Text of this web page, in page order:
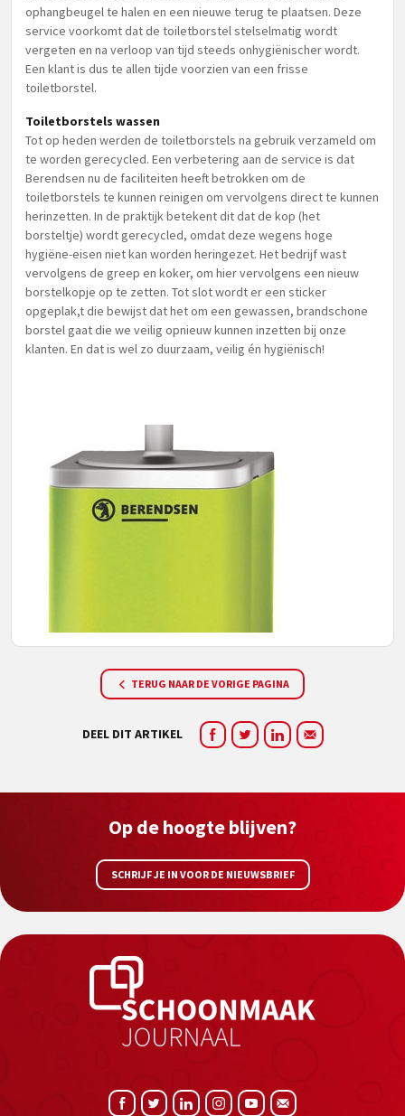
ophangbeugel te halen en een nieuwe terug te plaatsen. Deze
service voorkomt dat de toiletborstel stelselmatig wordt
vergeten en na verloop van tijd steeds onhygiënischer wordt.
Een klant is dus te allen tijde voorzien van een frisse
toiletborstel.
Toiletborstels wassen
Tot op heden werden de toiletborstels na gebruik verzameld om
te worden gerecycled. Een verbetering aan de service is dat
Berendsen nu de faciliteiten heeft betrokken om de
toiletborstels te kunnen reinigen om vervolgens direct te kunnen
herinzetten. In de praktijk betekent dit dat de kop (het
borsteltje) wordt gerecycled, omdat deze wegens hoge
hygiëne-eisen niet kan worden heringezet. Het bedrijf wast
vervolgens de greep en koker, om hier vervolgens een nieuw
borstelkopje op te zetten. Tot slot wordt er een sticker
opgeplak,t die bewijst dat het om een gewassen, brandschone
borstel gaat die we veilig opnieuw kunnen inzetten bij onze
klanten. En dat is wel zo duurzaam, veilig én hygiënisch!
TERUG NAAR DE VORIGE PAGINA
DEEL DIT ARTIKEL
Op de hoogte blijven?
SCHRIJF JE IN VOOR DE NIEUWSBRIEF